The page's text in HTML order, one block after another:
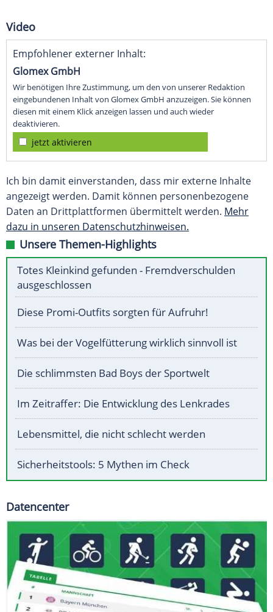
Video
Empfohlener externer Inhalt:
Glomex GmbH
Wir benötigen Ihre Zustimmung, um den von unserer Redaktion
eingebundenen Inhalt von Glomex GmbH anzuzeigen. Sie können
diesen mit einem Klick anzeigen lassen und auch wieder
deaktivieren.
jetzt aktivieren
Ich bin damit einverstanden, dass mir externe Inhalte
angezeigt werden. Damit können personenbezogene
Daten an Drittplattformen übermittelt werden. Mehr
dazu in unseren Datenschutzhinweisen.
Unsere Themen-Highlights
Totes Kleinkind gefunden - Fremdverschulden
ausgeschlossen
Diese Promi-Outfits sorgten für Aufruhr!
Was bei der Vogelfütterung wirklich sinnvoll ist
Die schlimmsten Bad Boys der Sportwelt
Im Zeitraffer: Die Entwicklung des Lenkrades
Lebensmittel, die nicht schlecht werden
Sicherheitstools: 5 Mythen im Check
Datencenter